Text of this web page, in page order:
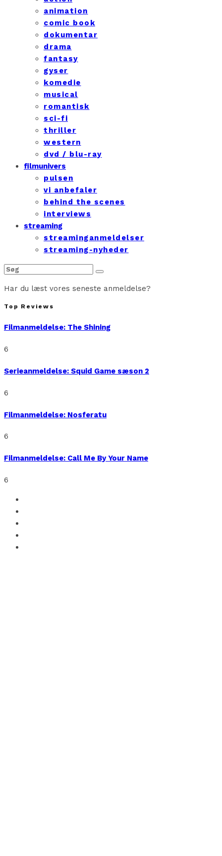
animation
comic book
dokumentar
drama
fantasy
gyser
komedie
musical
romantisk
sci-fi
thriller
western
dvd / blu-ray
filmunivers
pulsen
vi anbefaler
behind the scenes
interviews
streaming
streaminganmeldelser
streaming-nyheder
Har du læst vores seneste anmeldelse?
Top Reviews
Filmanmeldelse: The Shining
6
Serieanmeldelse: Squid Game sæson 2
6
Filmanmeldelse: Nosferatu
6
Filmanmeldelse: Call Me By Your Name
6